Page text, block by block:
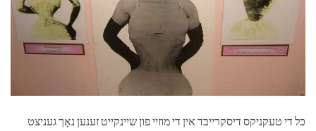
כל די טעקניקס דיסקרייבד אין די מוזיי פון שיינקייט זענען נאָך געניצט